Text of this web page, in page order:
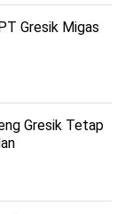
Gresik Migas
Gresik Tetap